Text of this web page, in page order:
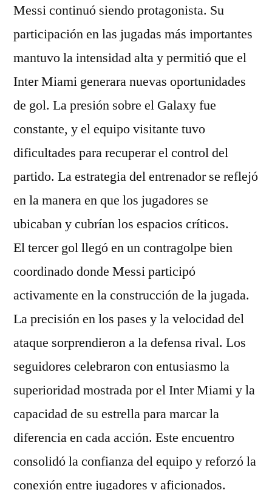
Messi continuó siendo protagonista. Su
participación en las jugadas más importantes
mantuvo la intensidad alta y permitió que el
Inter Miami generara nuevas oportunidades
de gol. La presión sobre el Galaxy fue
constante, y el equipo visitante tuvo
dificultades para recuperar el control del
partido. La estrategia del entrenador se reflejó
en la manera en que los jugadores se
ubicaban y cubrían los espacios críticos.
El tercer gol llegó en un contragolpe bien
coordinado donde Messi participó
activamente en la construcción de la jugada.
La precisión en los pases y la velocidad del
ataque sorprendieron a la defensa rival. Los
seguidores celebraron con entusiasmo la
superioridad mostrada por el Inter Miami y la
capacidad de su estrella para marcar la
diferencia en cada acción. Este encuentro
consolidó la confianza del equipo y reforzó la
conexión entre jugadores y aficionados.